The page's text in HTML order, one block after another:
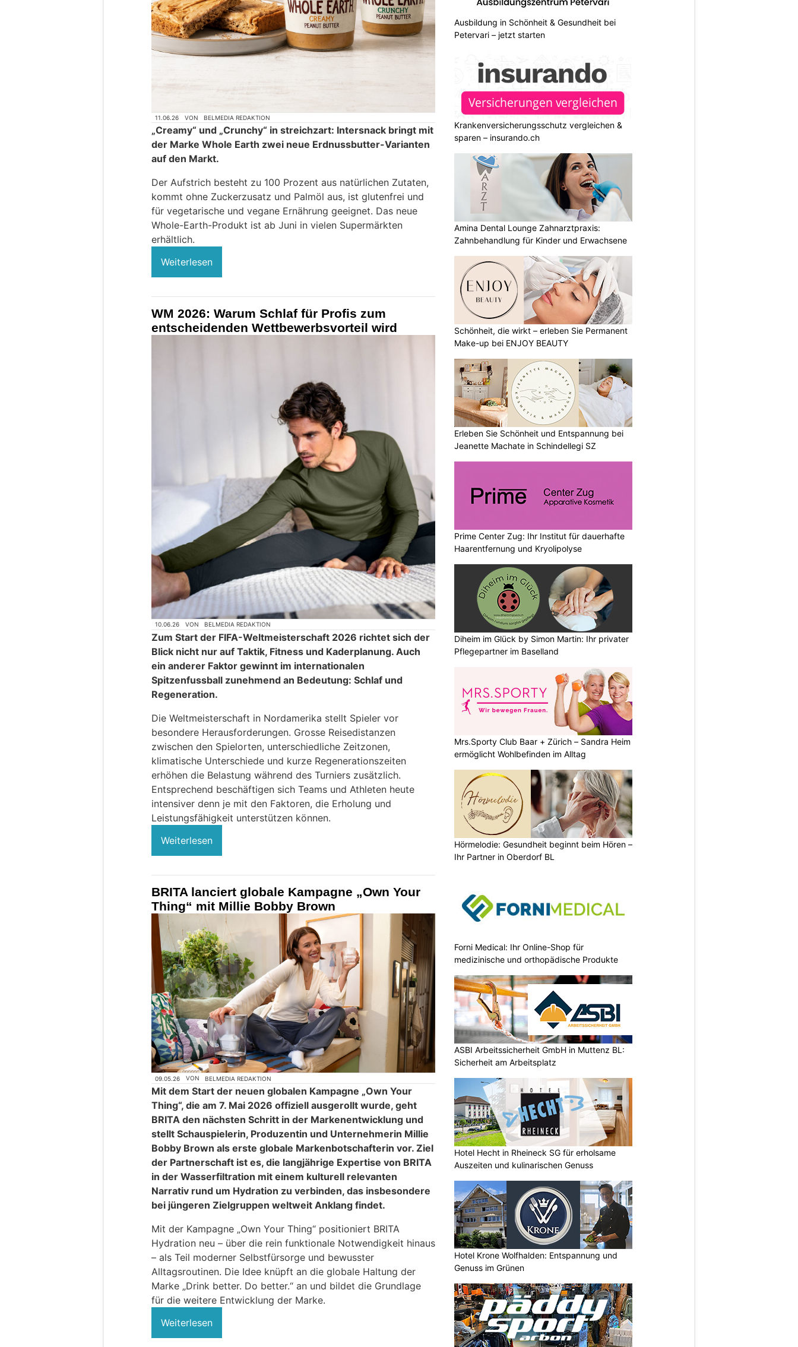
11.06.26 VON BELMEDIA REDAKTION
„Creamy“ und „Crunchy“ in streichzart: Intersnack bringt mit
der Marke Whole Earth zwei neue Erdnussbutter-Varianten
auf den Markt.
Der Aufstrich besteht zu 100 Prozent aus natürlichen Zutaten,
kommt ohne Zuckerzusatz und Palmöl aus, ist glutenfrei und
für vegetarische und vegane Ernährung geeignet. Das neue
Whole-Earth-Produkt ist ab Juni in vielen Supermärkten
erhältlich.
Weiterlesen
WM 2026: Warum Schlaf für Profis zum
entscheidenden Wettbewerbsvorteil wird
10.06.26 VON BELMEDIA REDAKTION
Zum Start der FIFA-Weltmeisterschaft 2026 richtet sich der
Blick nicht nur auf Taktik, Fitness und Kaderplanung. Auch
ein anderer Faktor gewinnt im internationalen
Spitzenfussball zunehmend an Bedeutung: Schlaf und
Regeneration.
Die Weltmeisterschaft in Nordamerika stellt Spieler vor
besondere Herausforderungen. Grosse Reisedistanzen
zwischen den Spielorten, unterschiedliche Zeitzonen,
klimatische Unterschiede und kurze Regenerationszeiten
erhöhen die Belastung während des Turniers zusätzlich.
Entsprechend beschäftigen sich Teams und Athleten heute
intensiver denn je mit den Faktoren, die Erholung und
Leistungsfähigkeit unterstützen können.
Weiterlesen
BRITA lanciert globale Kampagne „Own Your
Thing“ mit Millie Bobby Brown
09.05.26 VON BELMEDIA REDAKTION
Mit dem Start der neuen globalen Kampagne „Own Your
Thing“, die am 7. Mai 2026 offiziell ausgerollt wurde, geht
BRITA den nächsten Schritt in der Markenentwicklung und
stellt Schauspielerin, Produzentin und Unternehmerin Millie
Bobby Brown als erste globale Markenbotschafterin vor. Ziel
der Partnerschaft ist es, die langjährige Expertise von BRITA
in der Wasserfiltration mit einem kulturell relevanten
Narrativ rund um Hydration zu verbinden, das insbesondere
bei jüngeren Zielgruppen weltweit Anklang findet.
Mit der Kampagne „Own Your Thing“ positioniert BRITA
Hydration neu – über die rein funktionale Notwendigkeit hinaus
– als Teil moderner Selbstfürsorge und bewusster
Alltagsroutinen. Die Idee knüpft an die globale Haltung der
Marke „Drink better. Do better.“ an und bildet die Grundlage
für die weitere Entwicklung der Marke.
Weiterlesen
Ausbildung in Schönheit & Gesundheit bei
Petervari – jetzt starten
Krankenversicherungsschutz vergleichen &
sparen – insurando.ch
Amina Dental Lounge Zahnarztpraxis:
Zahnbehandlung für Kinder und Erwachsene
Schönheit, die wirkt – erleben Sie Permanent
Make-up bei ENJOY BEAUTY
Erleben Sie Schönheit und Entspannung bei
Jeanette Machate in Schindellegi SZ
Prime Center Zug: Ihr Institut für dauerhafte
Haarentfernung und Kryolipolyse
Diheim im Glück by Simon Martin: Ihr privater
Pflegepartner im Baselland
Mrs.Sporty Club Baar + Zürich – Sandra Heim
ermöglicht Wohlbefinden im Alltag
Hörmelodie: Gesundheit beginnt beim Hören –
Ihr Partner in Oberdorf BL
Forni Medical: Ihr Online-Shop für
medizinische und orthopädische Produkte
ASBI Arbeitssicherheit GmbH in Muttenz BL:
Sicherheit am Arbeitsplatz
Hotel Hecht in Rheineck SG für erholsame
Auszeiten und kulinarischen Genuss
Hotel Krone Wolfhalden: Entspannung und
Genuss im Grünen